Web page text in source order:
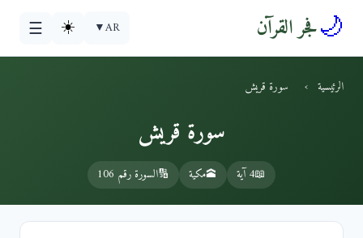
🌙فجر القرآن AR
▼
☀️
☰
الرئيسية › سورة قريش
سورة قريش
📖4 آية 🕋مكية 🔢السورة رقم 106